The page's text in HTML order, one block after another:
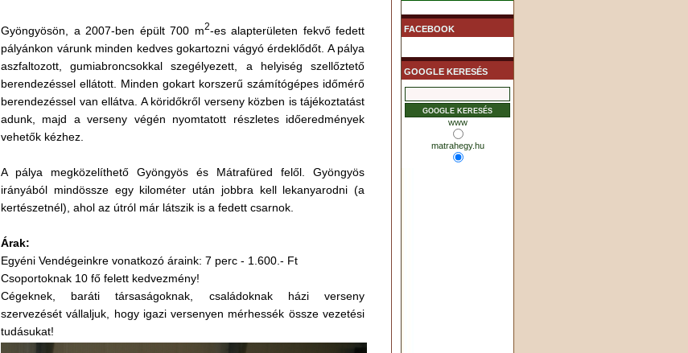
Gyöngyösön, a 2007-ben épült 700 m2-es alapterületen fekvő fedett
pályánkon várunk minden kedves gokartozni vágyó érdeklődőt. A pálya
aszfaltozott, gumiabroncsokkal szegélyezett, a helyiség szellőztető
berendezéssel ellátott. Minden gokart korszerű számítógépes időmérő
berendezéssel van ellátva. A köridőkről verseny közben is tájékoztatást
adunk, majd a verseny végén nyomtatott részletes időeredmények
vehetők kézhez.
A pálya megközelíthető Gyöngyös és Mátrafüred felől. Gyöngyös
irányából mindössze egy kilométer után jobbra kell lekanyarodni (a
kertészetnél), ahol az útról már látszik is a fedett csarnok.
Árak:
Egyéni Vendégeinkre vonatkozó áraink: 7 perc - 1.600.- Ft
Csoportoknak 10 fő felett kedvezmény!
Cégeknek, baráti társaságoknak, családoknak házi verseny
szervezését vállaljuk, hogy igazi versenyen mérhessék össze vezetési
tudásukat!
FACEBOOK
GOOGLE KERESÉS
www
matrahegy.hu